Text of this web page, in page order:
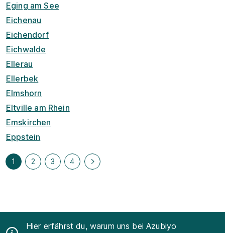
Eging am See
Eichenau
Eichendorf
Eichwalde
Ellerau
Ellerbek
Elmshorn
Eltville am Rhein
Emskirchen
Eppstein
1 2 3 4
Hier erfährst du, warum uns bei Azubiyo